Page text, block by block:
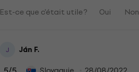
Est-ce que c'était utile ?
Oui Non
J Ján F.